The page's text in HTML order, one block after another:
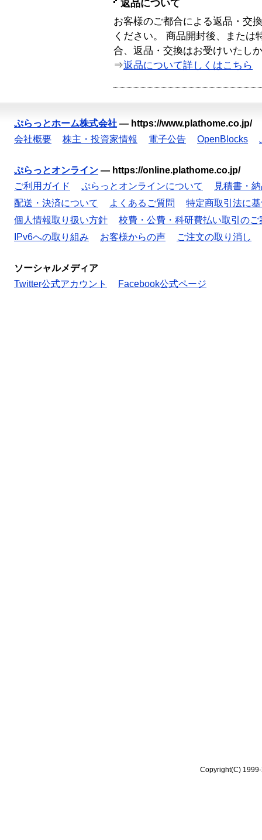
返品について
お客様のご都合による返品・交
ください。 商品開封後、または
合、返品・交換はお受けいたし
⇒返品について詳しくはこちら
ぷらっとホーム株式会社 — https://www.plathome.co.jp/
会社概要
株主・投資家情報 電子公告 OpenBlocks
ぷらっとオンライン — https://online.plathome.co.jp/
ご利用ガイド
ぷらっとオンラインについて
見積書・
配送・決済について
よくあるご質問
特定商取引法に
個人情報取り扱い方針
校費・公費・科研費払い取引のご
IPv6への取り組み
お客様からの声 ご注文の取り消し
ソーシャルメディア
Twitter公式アカウント
Facebook公式ページ
Copyright(C)